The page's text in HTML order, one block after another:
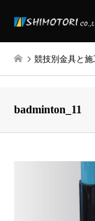
競技別金具と施
badminton_11